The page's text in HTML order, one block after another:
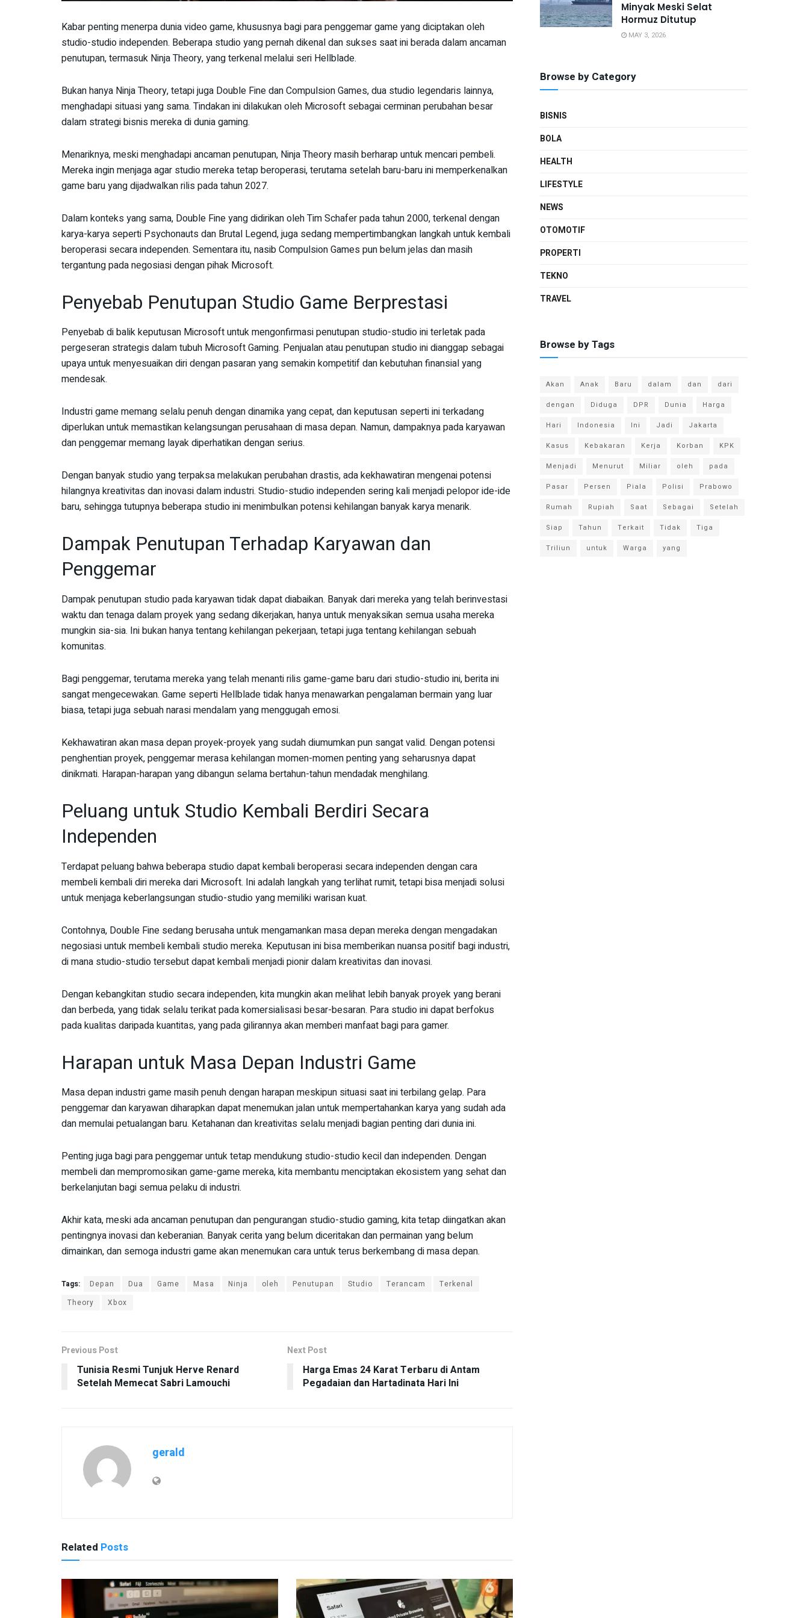
Kabar penting menerpa dunia video game, khususnya bagi para penggemar game yang diciptakan oleh
studio-studio independen. Beberapa studio yang pernah dikenal dan sukses saat ini berada dalam ancaman
penutupan, termasuk Ninja Theory, yang terkenal melalui seri Hellblade.
Bukan hanya Ninja Theory, tetapi juga Double Fine dan Compulsion Games, dua studio legendaris lainnya,
menghadapi situasi yang sama. Tindakan ini dilakukan oleh Microsoft sebagai cerminan perubahan besar
dalam strategi bisnis mereka di dunia gaming.
Menariknya, meski menghadapi ancaman penutupan, Ninja Theory masih berharap untuk mencari pembeli.
Mereka ingin menjaga agar studio mereka tetap beroperasi, terutama setelah baru-baru ini memperkenalkan
game baru yang dijadwalkan rilis pada tahun 2027.
Dalam konteks yang sama, Double Fine yang didirikan oleh Tim Schafer pada tahun 2000, terkenal dengan
karya-karya seperti Psychonauts dan Brutal Legend, juga sedang mempertimbangkan langkah untuk kembali
beroperasi secara independen. Sementara itu, nasib Compulsion Games pun belum jelas dan masih
tergantung pada negosiasi dengan pihak Microsoft.
Penyebab Penutupan Studio Game Berprestasi
Penyebab di balik keputusan Microsoft untuk mengonfirmasi penutupan studio-studio ini terletak pada
pergeseran strategis dalam tubuh Microsoft Gaming. Penjualan atau penutupan studio ini dianggap sebagai
upaya untuk menyesuaikan diri dengan pasaran yang semakin kompetitif dan kebutuhan finansial yang
mendesak.
Industri game memang selalu penuh dengan dinamika yang cepat, dan keputusan seperti ini terkadang
diperlukan untuk memastikan kelangsungan perusahaan di masa depan. Namun, dampaknya pada karyawan
dan penggemar memang layak diperhatikan dengan serius.
Dengan banyak studio yang terpaksa melakukan perubahan drastis, ada kekhawatiran mengenai potensi
hilangnya kreativitas dan inovasi dalam industri. Studio-studio independen sering kali menjadi pelopor ide-ide
baru, sehingga tutupnya beberapa studio ini menimbulkan potensi kehilangan banyak karya menarik.
Dampak Penutupan Terhadap Karyawan dan
Penggemar
Dampak penutupan studio pada karyawan tidak dapat diabaikan. Banyak dari mereka yang telah berinvestasi
waktu dan tenaga dalam proyek yang sedang dikerjakan, hanya untuk menyaksikan semua usaha mereka
mungkin sia-sia. Ini bukan hanya tentang kehilangan pekerjaan, tetapi juga tentang kehilangan sebuah
komunitas.
Bagi penggemar, terutama mereka yang telah menanti rilis game-game baru dari studio-studio ini, berita ini
sangat mengecewakan. Game seperti Hellblade tidak hanya menawarkan pengalaman bermain yang luar
biasa, tetapi juga sebuah narasi mendalam yang menggugah emosi.
Kekhawatiran akan masa depan proyek-proyek yang sudah diumumkan pun sangat valid. Dengan potensi
penghentian proyek, penggemar merasa kehilangan momen-momen penting yang seharusnya dapat
dinikmati. Harapan-harapan yang dibangun selama bertahun-tahun mendadak menghilang.
Peluang untuk Studio Kembali Berdiri Secara
Independen
Terdapat peluang bahwa beberapa studio dapat kembali beroperasi secara independen dengan cara
membeli kembali diri mereka dari Microsoft. Ini adalah langkah yang terlihat rumit, tetapi bisa menjadi solusi
untuk menjaga keberlangsungan studio-studio yang memiliki warisan kuat.
Contohnya, Double Fine sedang berusaha untuk mengamankan masa depan mereka dengan mengadakan
negosiasi untuk membeli kembali studio mereka. Keputusan ini bisa memberikan nuansa positif bagi industri,
di mana studio-studio tersebut dapat kembali menjadi pionir dalam kreativitas dan inovasi.
Dengan kebangkitan studio secara independen, kita mungkin akan melihat lebih banyak proyek yang berani
dan berbeda, yang tidak selalu terikat pada komersialisasi besar-besaran. Para studio ini dapat berfokus
pada kualitas daripada kuantitas, yang pada gilirannya akan memberi manfaat bagi para gamer.
Harapan untuk Masa Depan Industri Game
Masa depan industri game masih penuh dengan harapan meskipun situasi saat ini terbilang gelap. Para
penggemar dan karyawan diharapkan dapat menemukan jalan untuk mempertahankan karya yang sudah ada
dan memulai petualangan baru. Ketahanan dan kreativitas selalu menjadi bagian penting dari dunia ini.
Penting juga bagi para penggemar untuk tetap mendukung studio-studio kecil dan independen. Dengan
membeli dan mempromosikan game-game mereka, kita membantu menciptakan ekosistem yang sehat dan
berkelanjutan bagi semua pelaku di industri.
Akhir kata, meski ada ancaman penutupan dan pengurangan studio-studio gaming, kita tetap diingatkan akan
pentingnya inovasi dan keberanian. Banyak cerita yang belum diceritakan dan permainan yang belum
dimainkan, dan semoga industri game akan menemukan cara untuk terus berkembang di masa depan.
Tags: Depan Dua Game Masa Ninja oleh Penutupan Studio Terancam
Terkenal
Theory
Xbox
Previous Post
Tunisia Resmi Tunjuk Herve Renard
Setelah Memecat Sabri Lamouchi
Next Post
Harga Emas 24 Karat Terbaru di Antam
Pegadaian dan Hartadinata Hari Ini
gerald
Related Posts
Minyak Meski Selat
Hormuz Ditutup
MAY 3, 2026
Browse by Category
BISNIS
BOLA
HEALTH
LIFESTYLE
NEWS
OTOMOTIF
PROPERTI
TEKNO
TRAVEL
Browse by Tags
Akan Anak Baru dalam dan
dari
dengan
Diduga DPR Dunia
Harga
Hari
Indonesia Ini Jadi
Jakarta
Kasus
Kebakaran Kerja Korban
KPK
Menjadi
Menurut Miliar oleh
pada
Pasar
Persen Piala Polisi
Prabowo
Rumah
Rupiah Saat Sebagai
Setelah
Siap
Tahun Terkait Tidak
Tiga
Triliun
untuk Warga yang